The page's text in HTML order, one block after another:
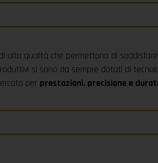
qualità che permettono di
si sono da sempre dotati di
per prestazioni. precisione e